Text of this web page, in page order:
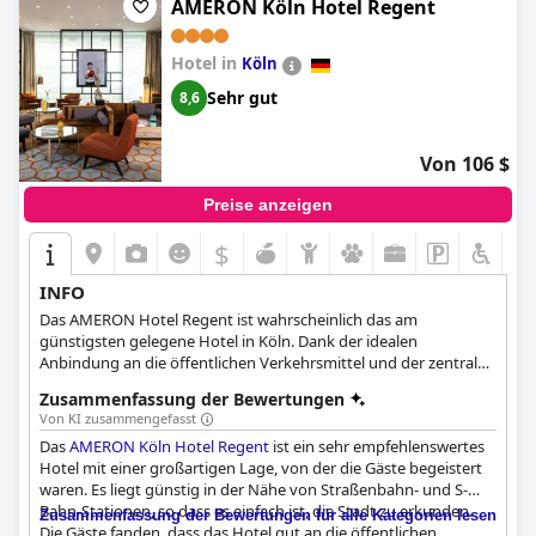
einige Gäste die Preise für das Frühstück und das Parken als
teuer empfanden, ist das allgemeine Feedback überwältigend
positiv und beschreibt den
2025 - Die 101 Besten (Breidenbacher Hof, Best Hotel of the Year
2026 - Die 101 Besten)als ein unvergessliches und sehr
empfehlenswertes Luxushotel, das zu den besten in Europa
gehört.
AMERON Köln Hotel Regent
Hotel in Köln
8,6 Sehr gut
Von 106 $
Preise anzeigen
$
INFO
Das AMERON Hotel Regent ist wahrscheinlich das am
günstigsten gelegene Hotel in Köln. Dank der idealen
Anbindung an die öffentlichen Verkehrsmittel und der zentralen
Sehenswürdigkeiten der Stadt in wenigen Minuten.
Zusammenfassung der Bewertungen
Von KI zusammengefasst
DasAMERON Köln Hotel Regent ist ein sehr empfehlenswertes
Hotel mit einer großartigen Lage, von der die Gäste begeistert
waren. Es liegt günstig in der Nähe von Straßenbahn- und S-
Bahn-Stationen, so dass es einfach ist, die Stadt zu erkunden.
Zusammenfassung der Bewertungen für alle Kategorien lesen